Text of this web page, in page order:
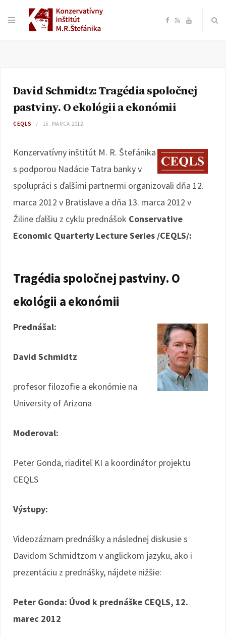
F
e
o
R Y
T
e
David Schmidtz: Tragédia spoločnej
pastviny. O ekológii a ekonómii
CEQLS 15. MARCA 2012
Konzervatívny inštitút M. R. Štefánika
s podporou Nadácie Tatra banky v
spolupráci s ďalšími partnermi organizovali dňa 12.
marca 2012 v Bratislave a dňa 13. marca 2012 v
Žiline ďalšiu z cyklu prednášok Conservative
Economic Quarterly Lecture Series /CEQLS/:
Tragédia spoločnej pastviny. O
ekológii a ekonómii
Prednášal:
David Schmidtz
profesor filozofie a ekonómie na
University of Arizona
Moderoval:
Peter Gonda, riaditeľ KI a koordinátor projektu
CEQLS
Výstupy:
Videozáznam prednášky a následnej diskusie s
Davidom Schmidtzom v anglickom jazyku, ako i
prezentáciu z prednášky, nájdete nižšie:
Peter Gonda: Úvod k prednáške CEQLS, 12.
marec 2012